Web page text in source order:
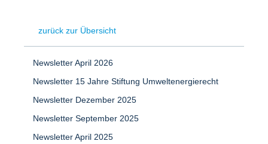
zurück zur Übersicht
Newsletter April 2026
Newsletter 15 Jahre Stiftung Umweltenergierecht
Newsletter Dezember 2025
Newsletter September 2025
Newsletter April 2025